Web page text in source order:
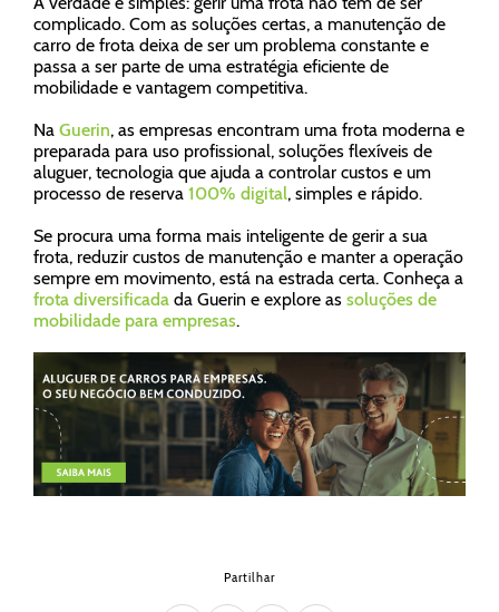
complicado. Com as soluções certas, a manutenção de
carro de frota deixa de ser um problema constante e
passa a ser parte de uma estratégia eficiente de
mobilidade e vantagem competitiva.
Na Guerin, as empresas encontram uma frota moderna e
preparada para uso profissional, soluções flexíveis de
aluguer, tecnologia que ajuda a controlar custos e um
processo de reserva 100% digital, simples e rápido.
Se procura uma forma mais inteligente de gerir a sua
frota, reduzir custos de manutenção e manter a operação
sempre em movimento, está na estrada certa. Conheça a
frota diversificada da Guerin e explore as soluções de
mobilidade para empresas.
Partilhar